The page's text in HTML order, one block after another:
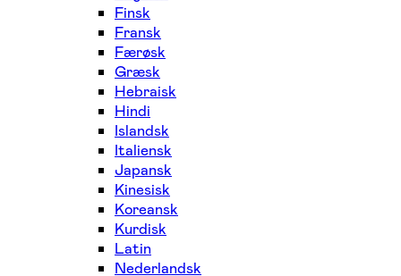
Finsk
Fransk
Færøsk
Græsk
Hebraisk
Hindi
Islandsk
Italiensk
Japansk
Kinesisk
Koreansk
Kurdisk
Latin
Nederlandsk